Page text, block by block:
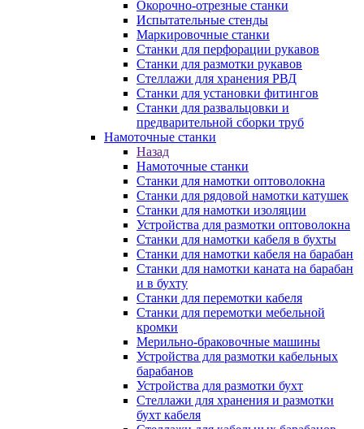
Окорочно-отрезные станки
Испытательные стенды
Маркировочные станки
Станки для перфорации рукавов
Станки для размотки рукавов
Стеллажи для хранения РВД
Станки для установки фитингов
Станки для развальцовки и
предварительной сборки труб
Намоточные станки
Назад
Намоточные станки
Станки для намотки оптоволокна
Станки для рядовой намотки катушек
Станки для намотки изоляции
Устройства для размотки оптоволокна
Станки для намотки кабеля в бухты
Станки для намотки кабеля на барабан
Станки для намотки каната на барабан
и в бухту
Станки для перемотки кабеля
Станки для перемотки мебельной
кромки
Мерильно-браковочные машины
Устройства для размотки кабельных
барабанов
Устройства для размотки бухт
Стеллажи для хранения и размотки
бухт кабеля